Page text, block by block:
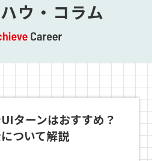
ウ・コラム
ターンはおすすめ？
ついて解説